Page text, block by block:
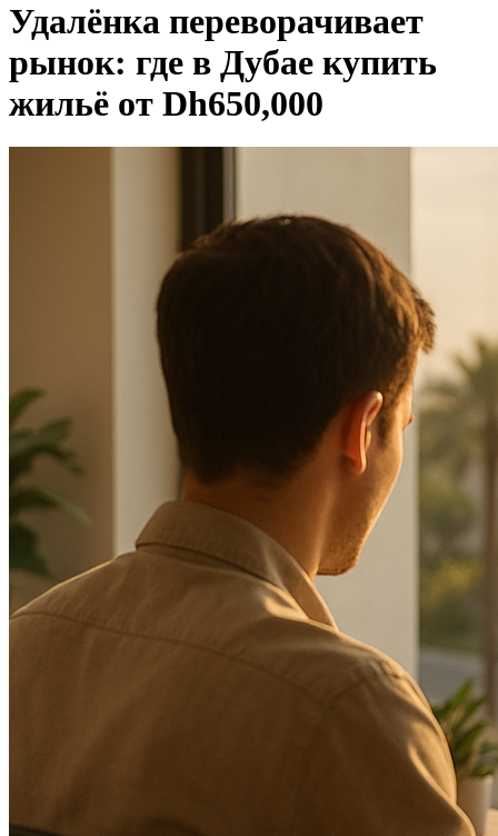
Удалёнка переворачивает
рынок: где в Дубае купить
жильё от Dh650,000